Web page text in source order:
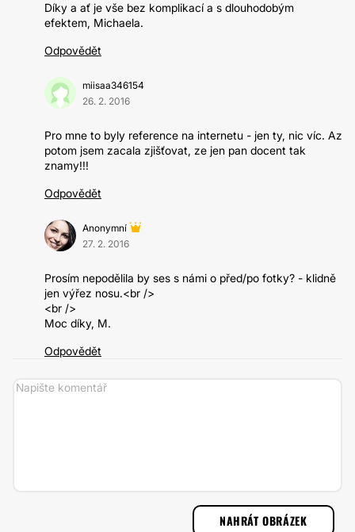
Díky a ať je vše bez komplikací a s dlouhodobým
efektem, Michaela.
Odpovědět
miisaa346154
26. 2. 2016
Pro mne to byly reference na internetu - jen ty, nic víc. Az
potom jsem zacala zjišťovat, ze jen pan docent tak
znamy!!!
Odpovědět
Anonymní
27. 2. 2016
Prosím nepodělila by ses s námi o před/po fotky? - klidně
jen výřez nosu.<br />
<br />
Moc díky, M.
Odpovědět
NAHRÁT OBRÁZEK